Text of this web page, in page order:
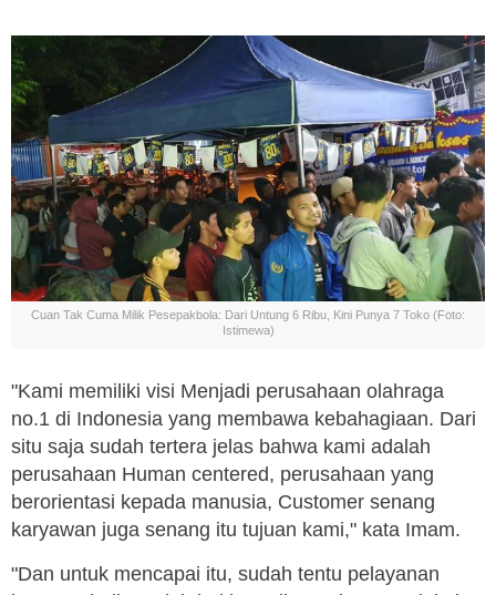
Cuan Tak Cuma Milik Pesepakbola: Dari Untung 6 Ribu, Kini Punya 7 Toko (Foto:
Istimewa)
"Kami memiliki visi Menjadi perusahaan olahraga
no.1 di Indonesia yang membawa kebahagiaan. Dari
situ saja sudah tertera jelas bahwa kami adalah
perusahaan Human centered, perusahaan yang
berorientasi kepada manusia, Customer senang
karyawan juga senang itu tujuan kami," kata Imam.
"Dan untuk mencapai itu, sudah tentu pelayanan